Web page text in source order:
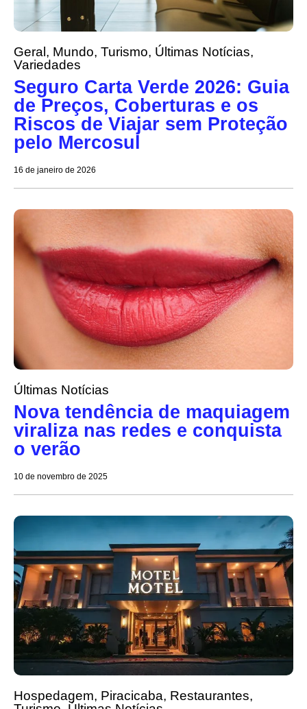
Geral , Mundo, Turismo, Últimas Notícias,
Variedades
Seguro Carta Verde 2026: Guia
de Preços, Coberturas e os
Riscos de Viajar sem Proteção
pelo Mercosul
16 de janeiro de 2026
Últimas Notícias
Nova tendência de maquiagem
viraliza nas redes e conquista
o verão
10 de novembro de 2025
Hospedagem, Piracicaba, Restaurantes,